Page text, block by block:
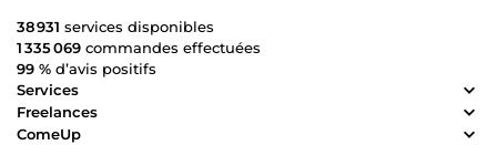
38 931 services disponibles
1 335 069 commandes effectuées
99 % d’avis positifs
Services
Freelances
ComeUp